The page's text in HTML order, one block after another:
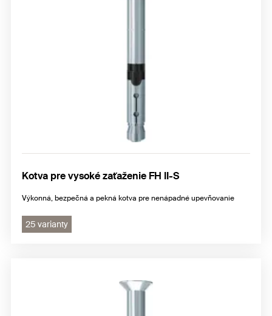
Kotva pre vysoké zaťaženie FH II-S
Výkonná, bezpečná a pekná kotva pre nenápadné upevňovanie
25 varianty